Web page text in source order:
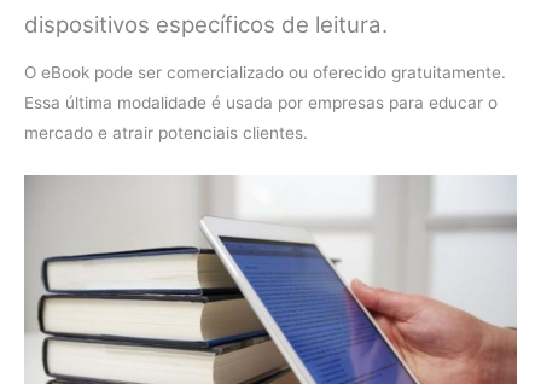
dispositivos específicos de leitura.
O eBook pode ser comercializado ou oferecido gratuitamente.
Essa última modalidade é usada por empresas para educar o
mercado e atrair potenciais clientes.